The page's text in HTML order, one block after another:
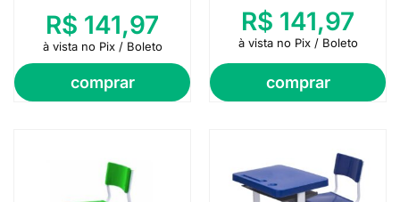
comprar
R$ 141,97
à vista no Pix / Boleto
comprar
R$ 141,97
à vista no Pix / Boleto